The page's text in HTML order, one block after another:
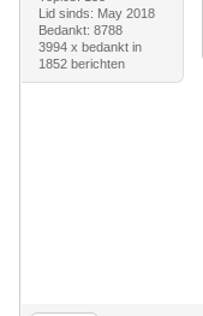
Lid sinds: May 2018
Bedankt: 8788
3994 x bedankt in
1852 berichten